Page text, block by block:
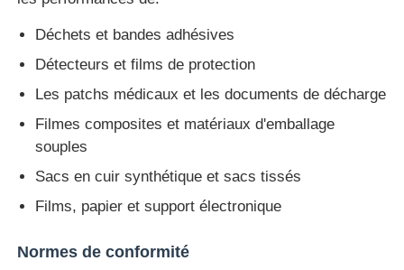
Machine d'essai d'abrasion
Équipement d'essai de chaussures
Déchets et bandes adhésives
Détecteurs et films de protection
Les patchs médicaux et les documents de décharge
Filmes composites et matériaux d'emballage
souples
Sacs en cuir synthétique et sacs tissés
Films, papier et support électronique
Normes de conformité